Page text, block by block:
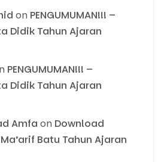
on PENGUMUMAN!!! –
Didik Tahun Ajaran
PENGUMUMAN!!! –
Didik Tahun Ajaran
Amfa on Download
Ma’arif Batu Tahun Ajaran